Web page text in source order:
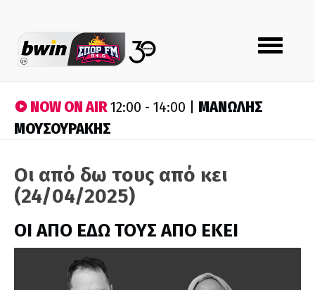
Toggle
navigation
NOW ON AIR12:00 - 14:00 | ΜΑΝΩΛΗΣ
ΜΟΥΣΟΥΡΑΚΗΣ
Οι από δω τους από κει
(24/04/2025)
ΟΙ ΑΠΟ ΕΔΩ ΤΟΥΣ ΑΠΟ ΕΚΕΙ